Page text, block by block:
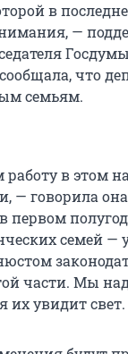
в
—
что
семьям.
в этом
— говорила
первом
семей —
части. Мы
увидит свет.